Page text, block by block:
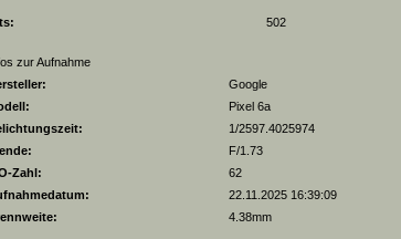
502
zur Aufnahme
Google
Pixel 6a
1/2597.4025974
F/1.73
Zahl:
62
22.11.2025 16:39:09
4.38mm